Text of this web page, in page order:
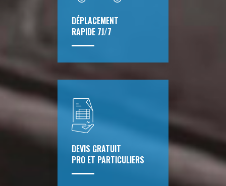
DÉPLACEMENT
RAPIDE 7J/7
DEVIS GRATUIT
PRO ET PARTICULIERS